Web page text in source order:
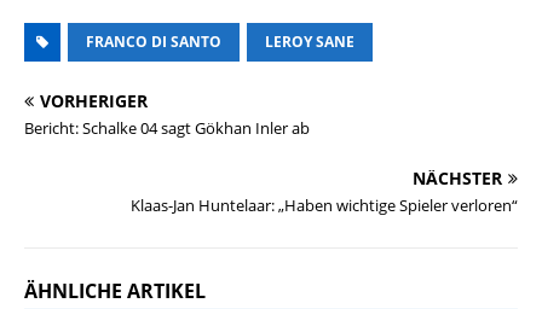
FRANCO DI SANTO LEROY SANE
VORHERIGER
Bericht: Schalke 04 sagt Gökhan Inler ab
NÄCHSTER
Klaas-Jan Huntelaar: „Haben wichtige Spieler verloren“
ÄHNLICHE ARTIKEL